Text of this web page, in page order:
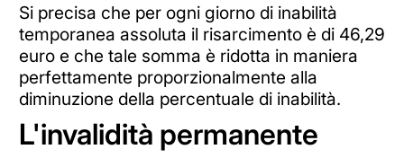
Si precisa che per ogni giorno di inabilità
temporanea assoluta il risarcimento è di 46,29
euro e che tale somma è ridotta in maniera
perfettamente proporzionalmente alla
diminuzione della percentuale di inabilità.
L'invalidità permanente